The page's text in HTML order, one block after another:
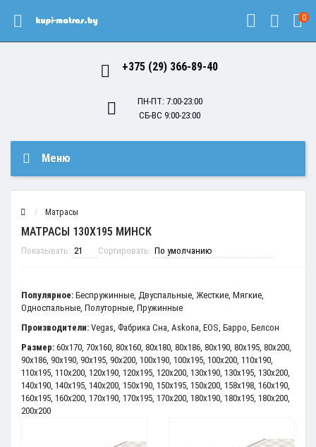
0
+375 (29) 366-89-40
ПН-ПТ: 7:00-23:00
СБ-ВС 9:00-23:00
Меню
Матрасы
МАТРАСЫ 130Х195 МИНСК
Показывать: Сортировать:
Популярное: Беспружинные, Двуспальные, Жесткие, Мягкие,
Односпальные, Полуторные, Пружинные
Производители: Vegas, Фабрика Сна, Askona, EOS, Барро, Белсон
Размер: 60x170, 70x160, 80x160, 80x180, 80x186, 80x190, 80x195, 80x200,
90x186, 90x190, 90x195, 90x200, 100x190, 100x195, 100x200, 110x190,
110x195, 110x200, 120x190, 120x195, 120x200, 130x190, 130x195, 130x200,
140x190, 140x195, 140x200, 150x190, 150x195, 150x200, 158x198, 160x190,
160x195, 160x200, 170x190, 170x195, 170x200, 180x190, 180x195, 180x200,
200x200